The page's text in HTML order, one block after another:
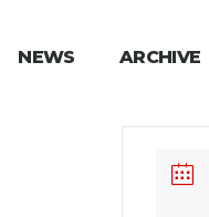
NEWS ARCHIVE